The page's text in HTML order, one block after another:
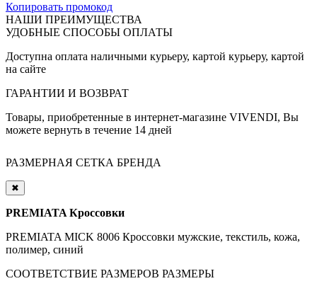
Копировать промокод
НАШИ ПРЕИМУЩЕСТВА
УДОБНЫЕ СПОСОБЫ ОПЛАТЫ
Доступна оплата наличными курьеру, картой курьеру, картой
на сайте
ГАРАНТИИ И ВОЗВРАТ
Товары, приобретенные в интернет-магазине VIVENDI, Вы
можете вернуть в течение 14 дней
РАЗМЕРНАЯ СЕТКА БРЕНДА
✖
PREMIATA Кроссовки
PREMIATA MICK 8006 Кроссовки мужские, текстиль, кожа,
полимер, синий
СООТВЕТСТВИЕ РАЗМЕРОВ РАЗМЕРЫ